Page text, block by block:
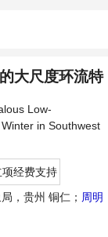
大尺度环流特
Low-
in Southwest
经费支持
，贵州 铜仁； 周明